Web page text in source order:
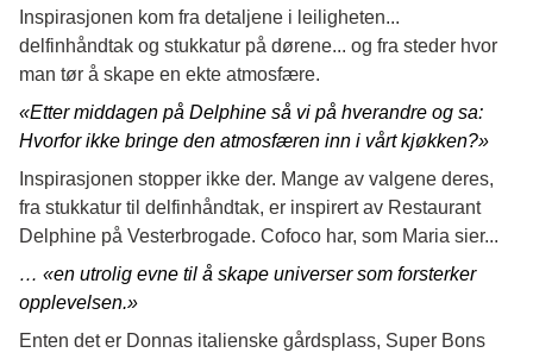
Inspirasjonen kom fra detaljene i leiligheten...
delfinhåndtak og stukkatur på dørene... og fra steder hvor
man tør å skape en ekte atmosfære.
«Etter middagen på Delphine så vi på hverandre og sa:
Hvorfor ikke bringe den atmosfæren inn i vårt kjøkken?»
Inspirasjonen stopper ikke der. Mange av valgene deres,
fra stukkatur til delfinhåndtak, er inspirert av Restaurant
Delphine på Vesterbrogade. Cofoco har, som Maria sier...
… «en utrolig evne til å skape universer som forsterker
opplevelsen.»
Enten det er Donnas italienske gårdsplass, Super Bons